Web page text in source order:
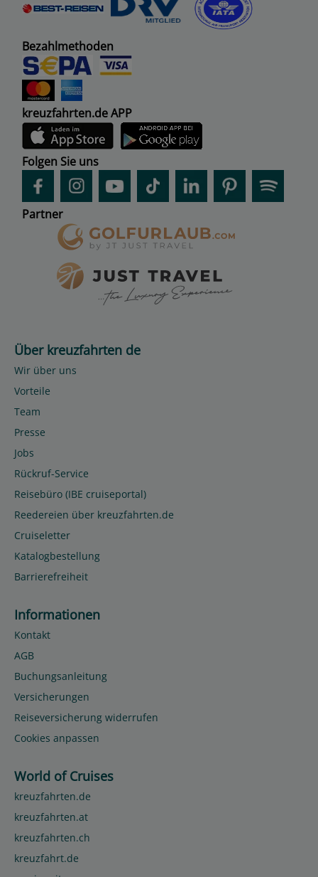
Bezahlmethoden
kreuzfahrten.de APP
Folgen Sie uns
Partner
Über kreuzfahrten de
Wir über uns
Vorteile
Team
Presse
Jobs
Rückruf-Service
Reisebüro (IBE cruiseportal)
Reedereien über kreuzfahrten.de
Cruiseletter
Katalogbestellung
Barrierefreiheit
Informationen
Kontakt
AGB
Buchungsanleitung
Versicherungen
Reiseversicherung widerrufen
Cookies anpassen
World of Cruises
kreuzfahrten.de
kreuzfahrten.at
kreuzfahrten.ch
kreuzfahrt.de